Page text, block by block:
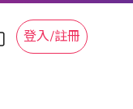
登入/註冊